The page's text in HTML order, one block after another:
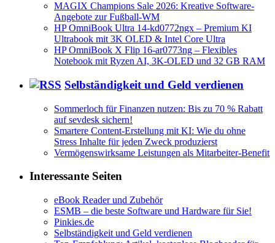
MAGIX Champions Sale 2026: Kreative Software-
Angebote zur Fußball-WM
HP OmniBook Ultra 14-kd0772ngx – Premium KI
Ultrabook mit 3K OLED & Intel Core Ultra
HP OmniBook X Flip 16-ar0773ng – Flexibles
Notebook mit Ryzen AI, 3K-OLED und 32 GB RAM
Selbständigkeit und Geld verdienen
Sommerloch für Finanzen nutzen: Bis zu 70 % Rabatt
auf sevdesk sichern!
Smartere Content-Erstellung mit KI: Wie du ohne
Stress Inhalte für jeden Zweck produzierst
Vermögenswirksame Leistungen als Mitarbeiter-Benefit
Interessante Seiten
eBook Reader und Zubehör
ESMB – die beste Software und Hardware für Sie!
Pinkies.de
Selbständigkeit und Geld verdienen